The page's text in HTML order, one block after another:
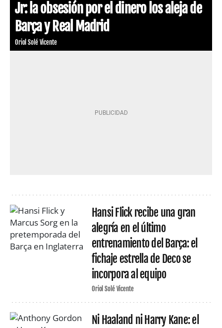
Jr: la obsesión por el dinero los aleja de
Barça y Real Madrid
Oriol Solé Vicente
Hansi Flick recibe una gran
alegría en el último
entrenamiento del Barça: el
fichaje estrella de Deco se
incorpora al equipo
Oriol Solé Vicente
Ni Haaland ni Harry Kane: el